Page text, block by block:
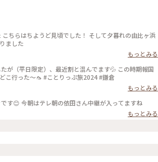
ました
もっとみる
が（平日限定）、最近割と混んでます💦 この時期報国
寺で蚊に刺されなかったのは初めてじゃないでしょうか。どこ行った〜🦟 #ことりっぷ旅2024 #鎌倉
もっとみる
竹の庭 「報国寺」 私は 新緑の頃の鎌倉がいちばん好きです😊 今朝はテレ朝の依田さん中継が入ってますね
もっとみる